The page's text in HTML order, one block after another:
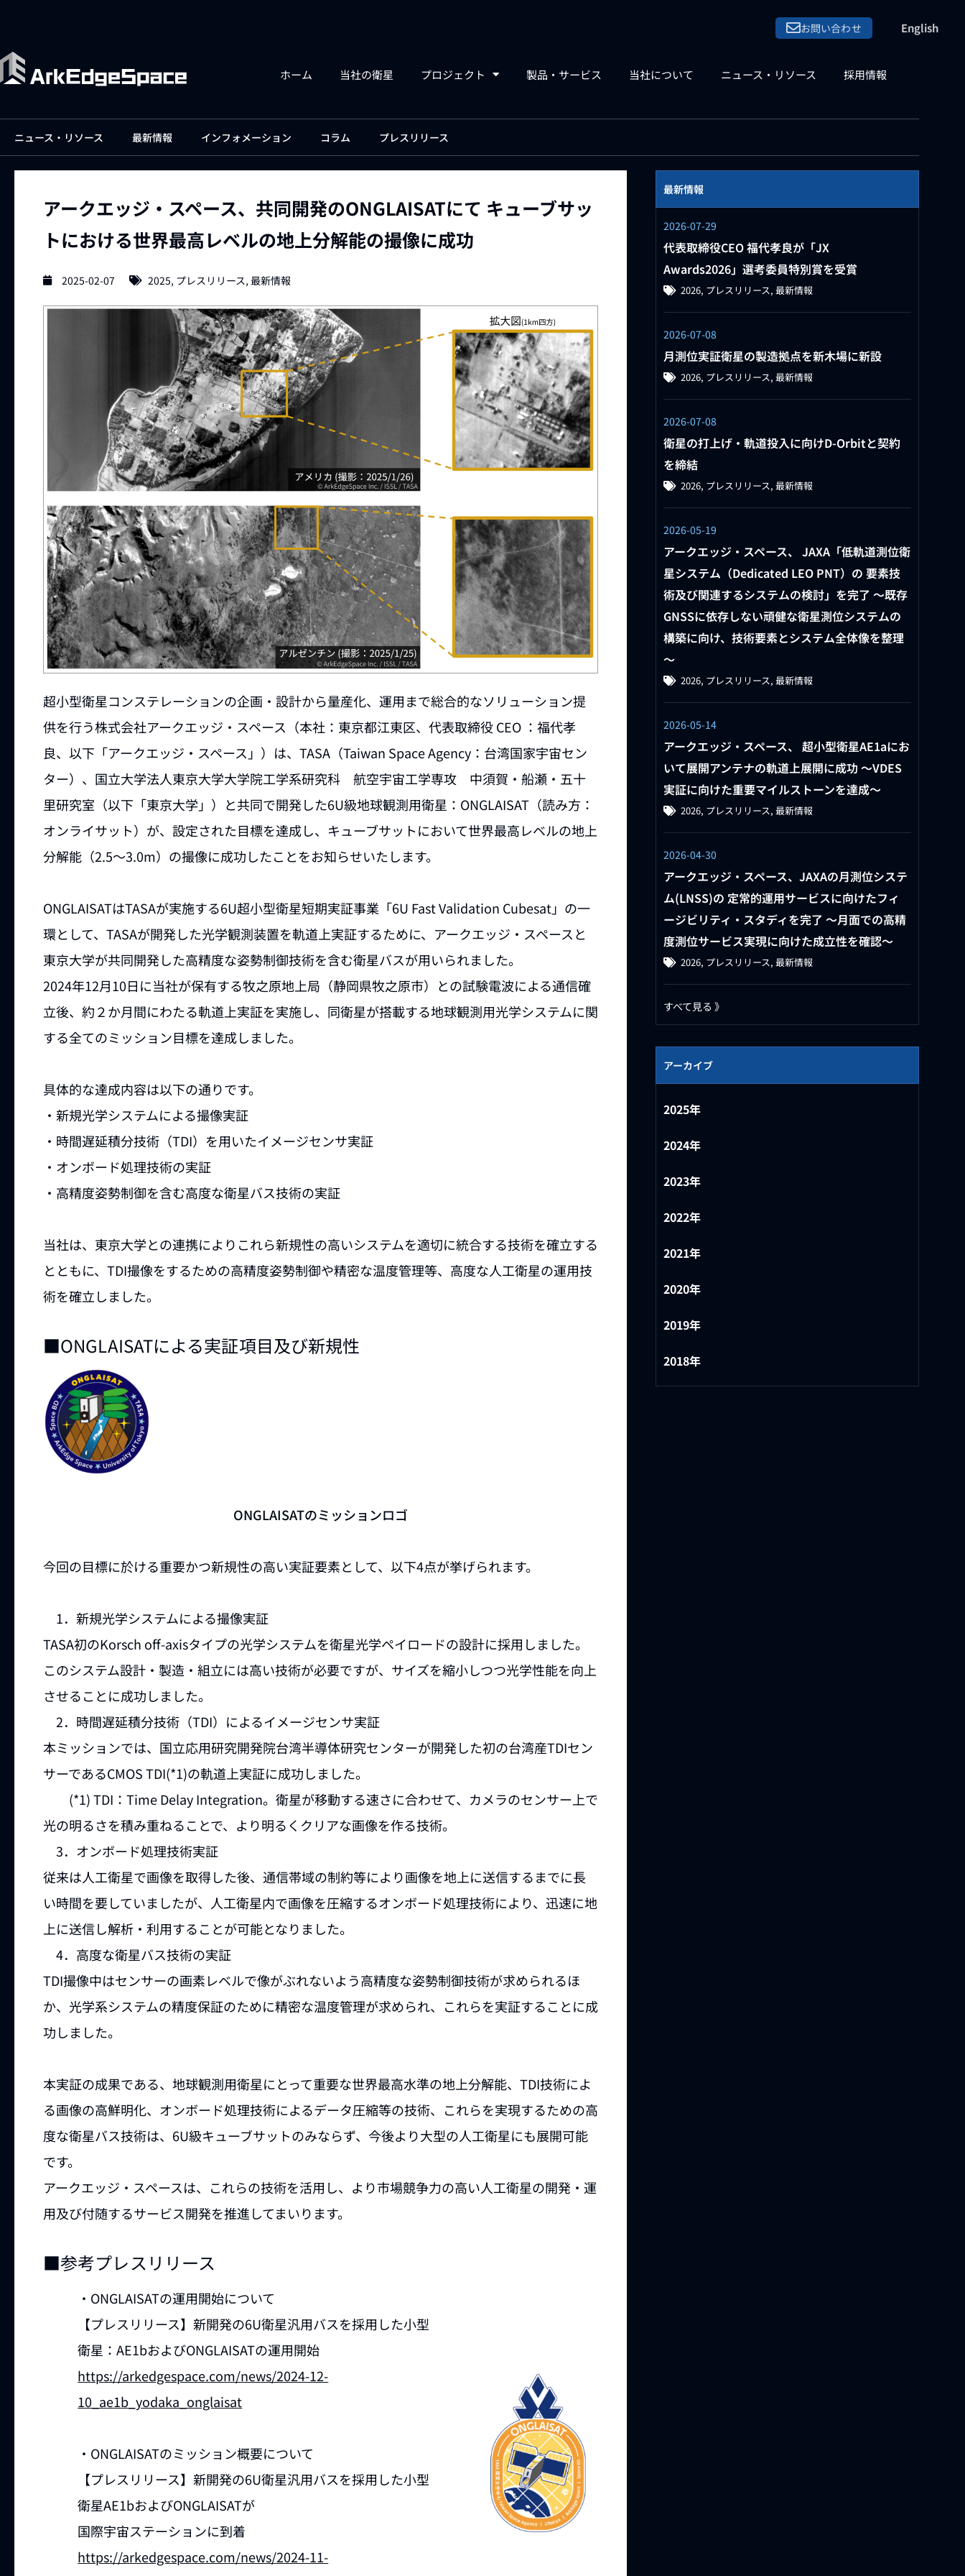
お問い合わせ English
ホーム 当社の衛星 プロジェクト 製品・サービス 当社について ニュース・リソース 採用情報
ニュース・リソース 最新情報 インフォメーション コラム プレスリリース
アークエッジ・スペース、共同開発のONGLAISATにて キューブサッ
トにおける世界最高レベルの地上分解能の撮像に成功
2025-02-07 2025, プレスリリース, 最新情報
超小型衛星コンステレーションの企画・設計から量産化、運用まで総合的なソリューション提
供を行う株式会社アークエッジ・スペース（本社：東京都江東区、代表取締役 CEO ：福代孝
良、以下「アークエッジ・スペース」）は、TASA（Taiwan Space Agency：台湾国家宇宙セン
ター）、 国立大学法人東京大学大学院工学系研究科 航空宇宙工学専攻 中須賀・船瀬・五十
里研究室（以下「東京大学」） と共同で開発した6U級地球観測用衛星：ONGLAISAT（読み方：
オンライサット）が、設定された目標を達成し、キューブサットにおいて世界最高レベルの地上
分解能（2.5～3.0m）の撮像に成功したことをお知らせいたします。
ONGLAISATはTASAが実施する6U超小型衛星短期実証事業「6U Fast Validation Cubesat」の一
環として、TASAが開発した光学観測装置を軌道上実証するために、アークエッジ・スペースと
東京大学が共同開発した高精度な姿勢制御技術を含む衛星バスが用いられました。
2024年12月10日に当社が保有する牧之原地上局（静岡県牧之原市）との試験電波による通信確
立後、約２か月間にわたる軌道上実証を実施し、同衛星が搭載する地球観測用光学システムに関
する全てのミッション目標を達成しました。
具体的な達成内容は以下の通りです。
・新規光学システムによる撮像実証
・時間遅延積分技術（TDI）を用いたイメージセンサ実証
・オンボード処理技術の実証
・高精度姿勢制御を含む高度な衛星バス技術の実証
当社は、東京大学との連携によりこれら新規性の高いシステムを適切に統合する技術を確立する
とともに、TDI撮像をするための高精度姿勢制御や精密な温度管理等、高度な人工衛星の運用技
術を確立しました。
■ONGLAISATによる実証項目及び新規性
ONGLAISATのミッションロゴ
今回の目標に於ける重要かつ新規性の高い実証要素として、以下4点が挙げられます。
1．新規光学システムによる撮像実証
TASA初のKorsch off-axisタイプの光学システムを衛星光学ペイロードの設計に採用しました。
このシステム設計・製造・組立には高い技術が必要ですが、サイズを縮小しつつ光学性能を向上
させることに成功しました。
2．時間遅延積分技術（TDI）によるイメージセンサ実証
本ミッションでは、国立応用研究開発院台湾半導体研究センターが開発した初の台湾産TDIセン
サーであるCMOS TDI(*1)の軌道上実証に成功しました。
(*1) TDI：Time Delay Integration。 衛星が移動する速さに合わせて、カメラのセンサー上で
光の明るさを積み重ねることで、より明るくクリアな画像を作る技術。
3．オンボード処理技術実証
従来は人工衛星で画像を取得した後、通信帯域の制約等により画像を地上に送信するまでに長
い時間を要していましたが、人工衛星内で画像を圧縮するオンボード処理技術により、迅速に地
上に送信し解析・利用することが可能となりました。
4．高度な衛星バス技術の実証
TDI撮像中はセンサーの画素レベルで像がぶれないよう高精度な姿勢制御技術が求められるほ
か、光学系システムの精度保証のために精密な温度管理が求められ、これらを実証することに成
功しました。
本実証の成果である、地球観測用衛星にとって重要な世界最高水準の地上分解能、TDI技術によ
る画像の高鮮明化、オンボード処理技術によるデータ圧縮等の技術、これらを実現するための高
度な衛星バス技術は、6U級キューブサットのみならず、今後より大型の人工衛星にも展開可能
です。
アークエッジ・スペースは、これらの技術を活用し、より市場競争力の高い人工衛星の開発・運
用及び付随するサービス開発を推進してまいります。
■参考プレスリリース
・ONGLAISATの運用開始について
【プレスリリース】新開発の6U衛星汎用バスを採用した小型
衛星：AE1bおよびONGLAISATの運用開始
https://arkedgespace.com/news/2024-12-
10_ae1b_yodaka_onglaisat
・ONGLAISATのミッション概要について
【プレスリリース】新開発の6U衛星汎用バスを採用した小型
衛星AE1bおよびONGLAISATが
国際宇宙ステーションに到着
https://arkedgespace.com/news/2024-11-
最新情報
2026-07-29
代表取締役CEO 福代孝良が「JX
Awards2026」選考委員特別賞を受賞
2026, プレスリリース,最新情報
2026-07-08
月測位実証衛星の製造拠点を新木場に新設
2026, プレスリリース,最新情報
2026-07-08
衛星の打上げ・軌道投入に向けD-Orbitと契約
を締結
2026, プレスリリース,最新情報
2026-05-19
アークエッジ・スペース、 JAXA「低軌道測位衛
星システム（Dedicated LEO PNT）の 要素技
術及び関連するシステムの検討」を完了 ～既存
GNSSに依存しない頑健な衛星測位システムの
構築に向け、技術要素とシステム全体像を整理
～
2026, プレスリリース,最新情報
2026-05-14
アークエッジ・スペース、 超小型衛星AE1aにお
いて展開アンテナの軌道上展開に成功 〜VDES
実証に向けた重要マイルストーンを達成〜
2026, プレスリリース,最新情報
2026-04-30
アークエッジ・スペース、JAXAの月測位システ
ム(LNSS)の 定常的運用サービスに向けたフィ
ージビリティ・スタディを完了 ～月面での高精
度測位サービス実現に向けた成立性を確認～
2026, プレスリリース,最新情報
すべて見る 》
アーカイブ
2025年
2024年
2023年
2022年
2021年
2020年
2019年
2018年